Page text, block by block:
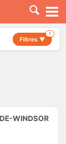
Filtres ▼
1
WINDSOR